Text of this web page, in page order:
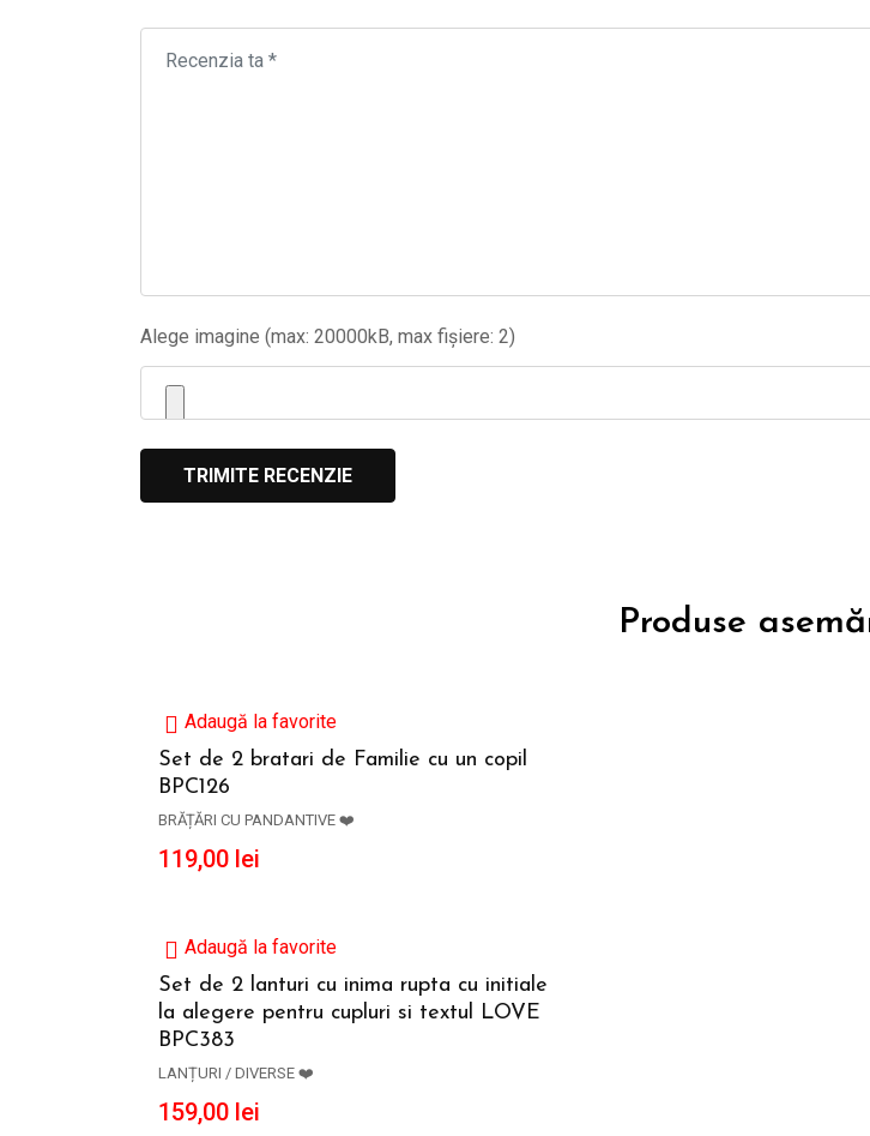
Alege imagine (max: 20000kB, max fișiere: 2)
Produse
Adaugă la favorite
Set de 2 bratari de Familie cu un copil
BPC126
BRĂȚĂRI CU PANDANTIVE ❤️
119,00 lei
Adaugă la favorite
Set de 2 lanturi cu inima rupta cu initiale
la alegere pentru cupluri si textul LOVE
BPC383
LANȚURI / DIVERSE ❤️
159,00 lei